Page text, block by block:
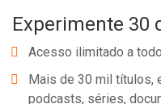
Experimente 30
Acesso ilimitado a
Mais de 30 mil títulos,
podcasts, séries,